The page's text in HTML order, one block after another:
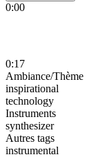
0:00
0:17
Ambiance/Thème
inspirational
technology
Instruments
synthesizer
Autres tags
instrumental